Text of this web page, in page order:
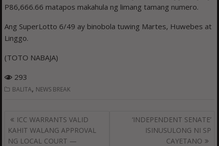
P86,666.66 matapos makahula ng limang tamang numero.
Ang SuperLotto 6/49 ay binobola tuwing Martes, Huwebes at
Linggo.
(TOTO NABAJA)
293
BALITA, NEWS BREAK
Post
navigation
ICC WARRANTS VALID
KAHIT WALANG APPROVAL
NG LOCAL COURT —
‘INDEPENDENT SENATE’
ISINUSULONG NI SP
CAYETANO